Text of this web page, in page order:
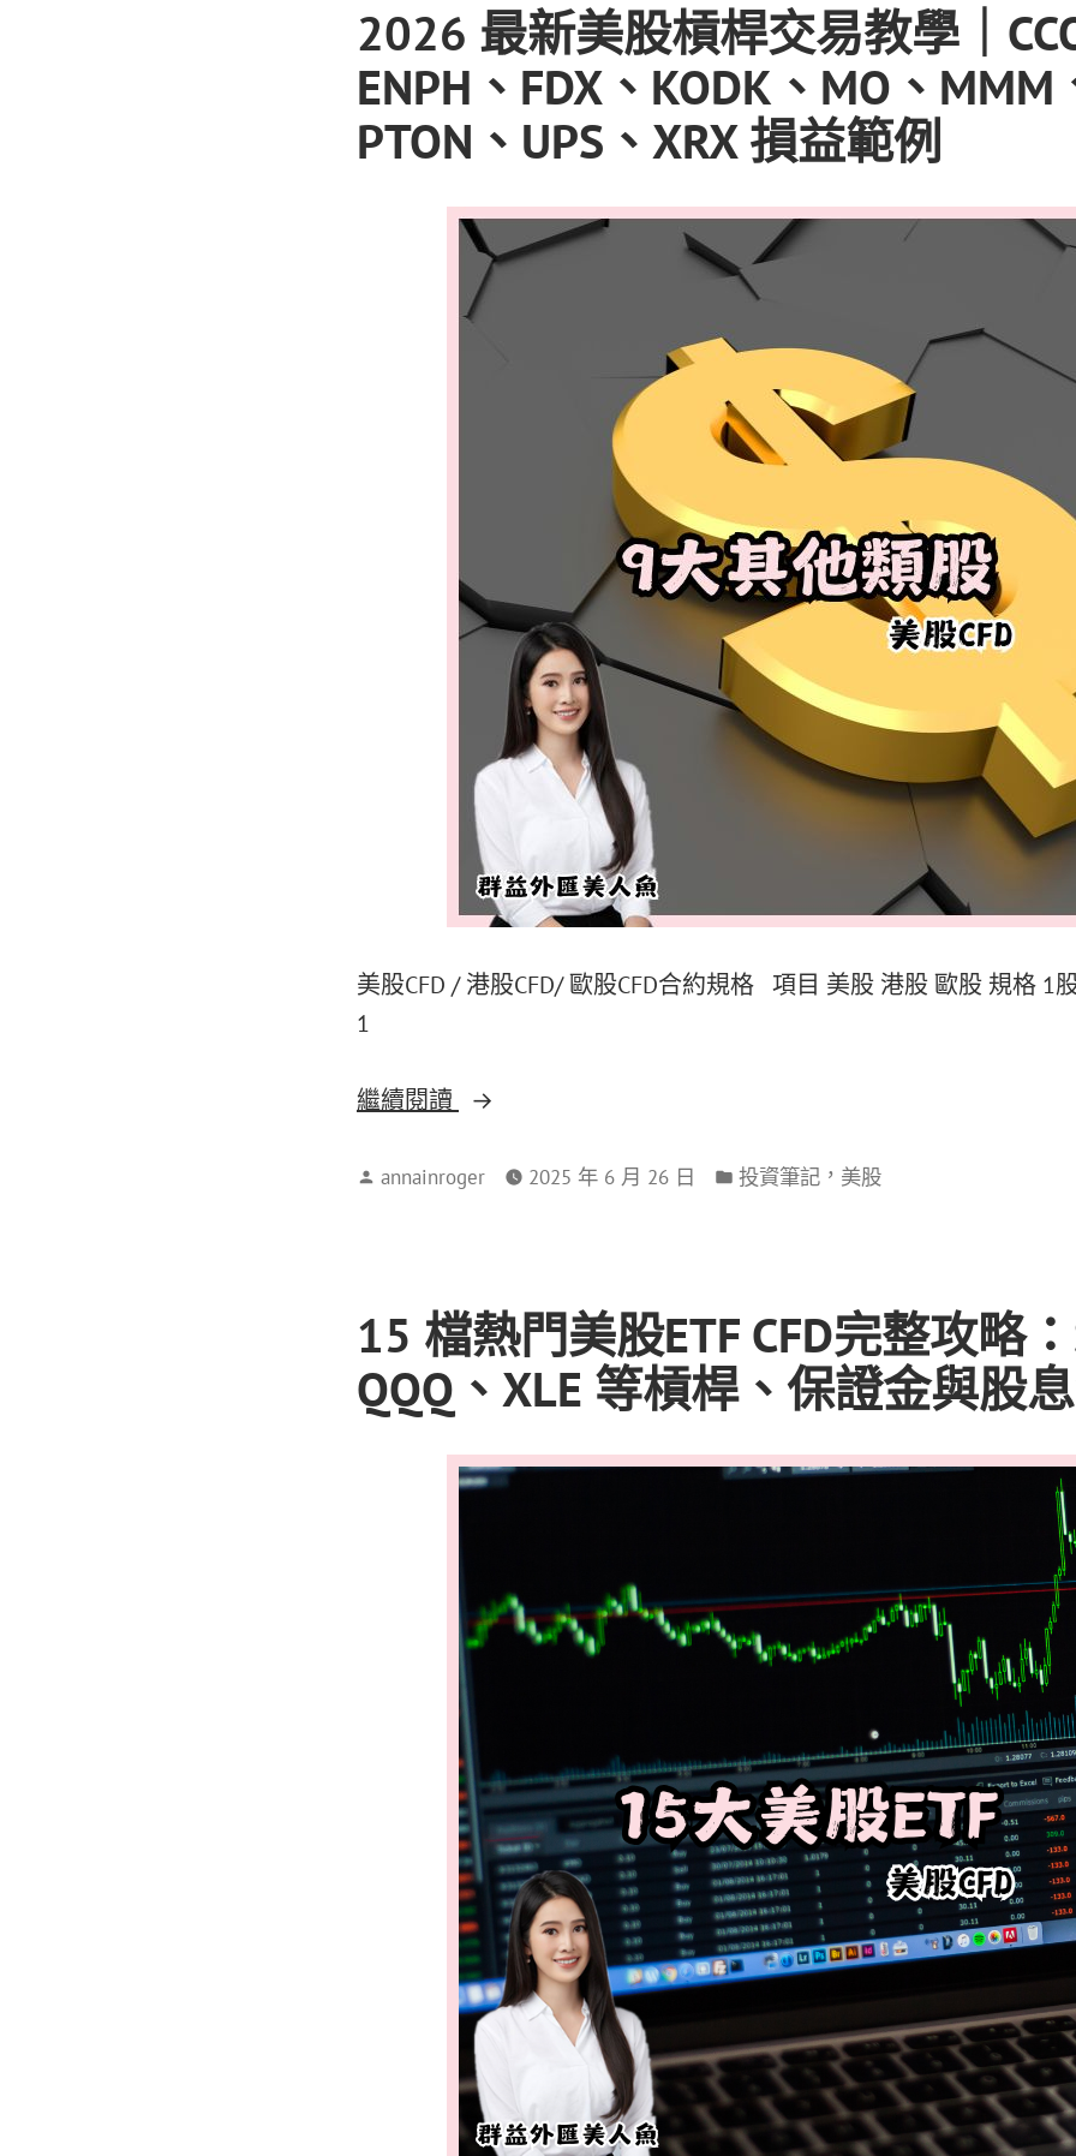
2026 最新美股槓桿交易教學｜
ENPH、FDX、KODK、MO、MMM
PTON、UPS、XRX 損益範例
美股CFD / 港股CFD/ 歐股CFD合約規格 項目 美股 港股 歐股 規格 1
1
繼續閱讀
annainroger 2025 年 6 月 26 日 投資筆記 ， 美股
15 檔熱門美股ETF CFD完整攻略
QQQ、XLE 等槓桿、保證金與股